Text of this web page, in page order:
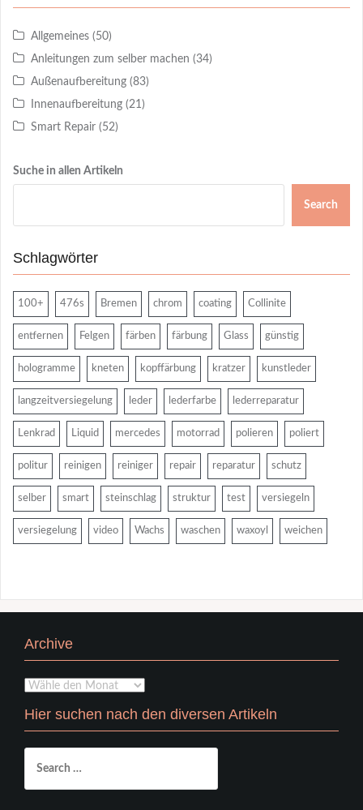
Allgemeines (50)
Anleitungen zum selber machen (34)
Außenaufbereitung (83)
Innenaufbereitung (21)
Smart Repair (52)
Suche in allen Artikeln
Search
Schlagwörter
100+ 476s Bremen chrom coating Collinite
entfernen Felgen färben färbung Glass günstig
hologramme kneten kopffärbung kratzer kunstleder
langzeitversiegelung leder lederfarbe lederreparatur
Lenkrad Liquid mercedes motorrad polieren poliert
politur reinigen reiniger repair reparatur schutz
selber smart steinschlag struktur test versiegeln
versiegelung video Wachs waschen waxoyl weichen
Archive
Archive
Hier suchen nach den diversen Artikeln
for: